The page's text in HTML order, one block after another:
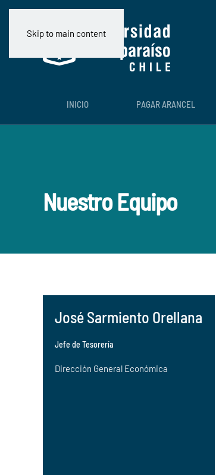
Skip to main content
INICIO PAGAR ARANCEL
Nuestro Equipo
José Sarmiento Orellana
Jefe de Tesorería
Dirección General Económica